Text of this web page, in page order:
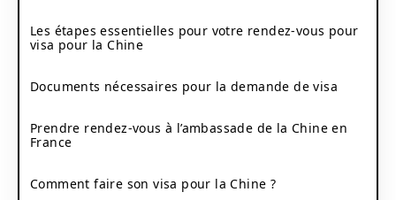
Les étapes essentielles pour votre rendez-vous pour
visa pour la Chine
Documents nécessaires pour la demande de visa
Prendre rendez-vous à l’ambassade de la Chine en
France
Comment faire son visa pour la Chine ?